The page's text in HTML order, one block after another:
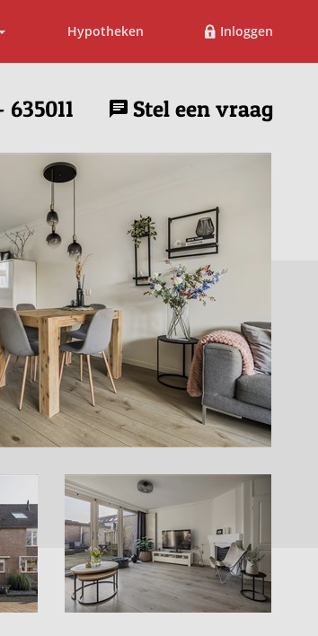
Hypotheken Inloggen
635011 Stel een vraag